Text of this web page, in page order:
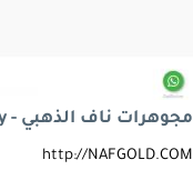
مجوهرات ناف الذهبي - NAF GOLD Jewelry
http://NAFGOLD.COM